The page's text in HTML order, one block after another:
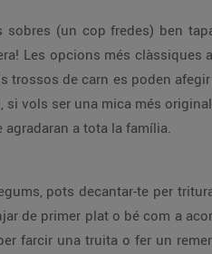
(un cop fredes) ben
Les opcions més
trossos de carn es poden
vols ser una mica més
agradaran a tota la família.
pots decantar-te per
de primer plat o bé com a
farcir una truita o fer un